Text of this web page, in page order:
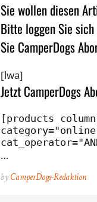
Sie wollen diesen
Bitte loggen Sie
Sie CamperDogs
[lwa]
Jetzt CamperDogs
[products
…
byCamperDogs-Redaktion